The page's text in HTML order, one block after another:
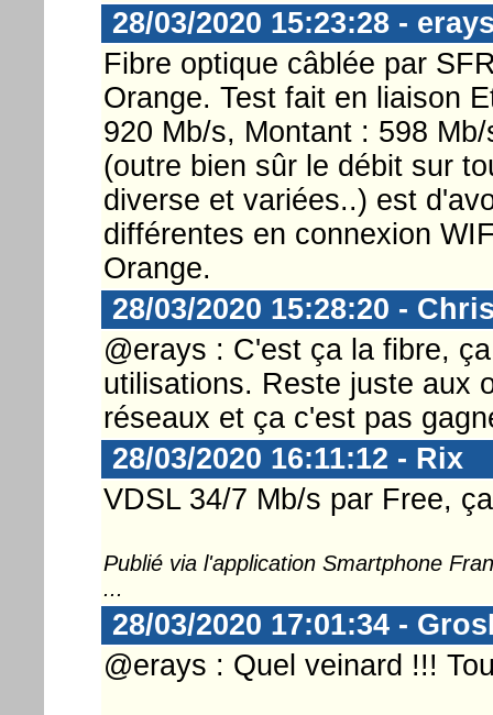
28/03/2020 15:23:28 -
Fibre optique câblée par
Orange. Test fait en liaison
920 Mb/s, Montant : 598
(outre bien sûr le débit sur
diverse et variées..) est
différentes en connexion
Orange.
28/03/2020 15:28:20 -
@erays : C'est ça la fibre,
utilisations. Reste juste aux
réseaux et ça c'est pas
28/03/2020 16:11:12 - Rix
VDSL 34/7 Mb/s par Free,
Publié via l'application Smartphone
...
28/03/2020 17:01:34 -
@erays : Quel veinard !!!